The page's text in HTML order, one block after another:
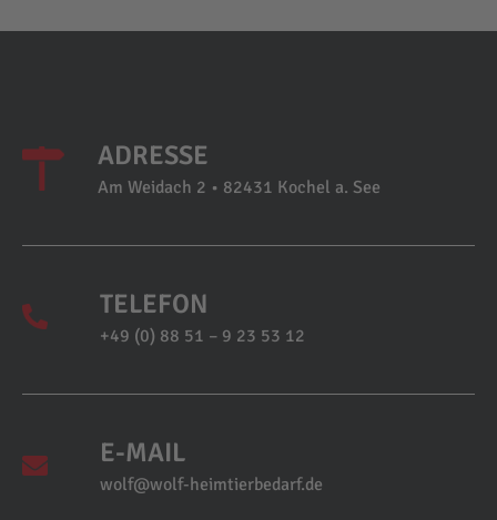
ADRESSE
Am Weidach 2 • 82431 Kochel a. See
TELEFON
+49 (0) 88 51 – 9 23 53 12
E-MAIL
wolf@wolf-heimtierbedarf.de